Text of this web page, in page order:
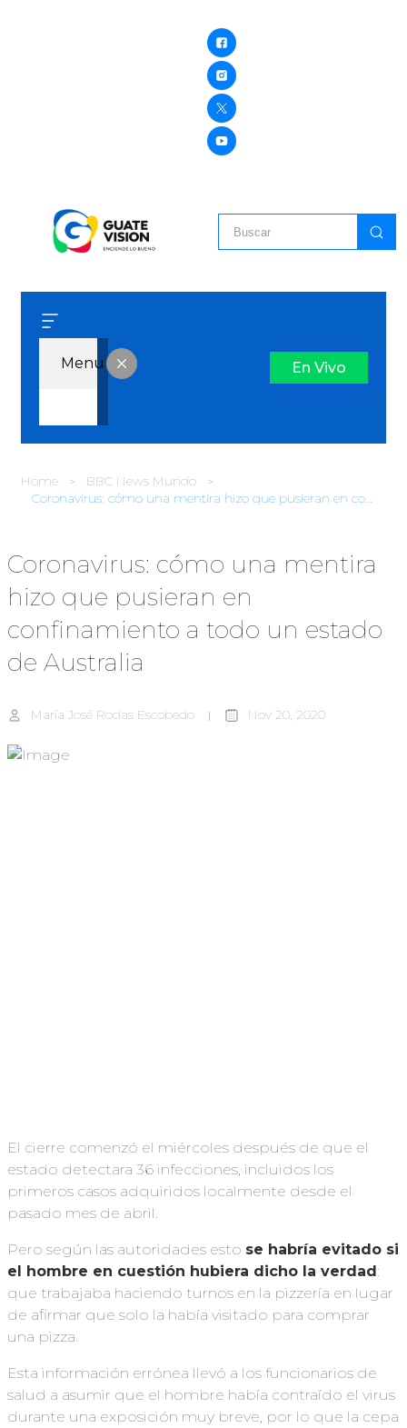
Menu En Vivo
Home
BBC News Mundo
Coronavirus: cómo una mentira hizo que pusieran en confinamiento a todo un estado de Australia
Coronavirus: cómo una mentira
hizo que pusieran en
confinamiento a todo un estado
de Australia
María José Rodas Escobedo Nov 20, 2020
El cierre comenzó el miércoles después de que el
estado detectara 36 infecciones, incluidos los
primeros casos adquiridos localmente desde el
pasado mes de abril.
Pero según las autoridades esto se habría evitado si
el hombre en cuestión hubiera dicho la verdad:
que trabajaba haciendo turnos en la pizzería en lugar
de afirmar que solo la había visitado para comprar
una pizza.
Esta información errónea llevó a los funcionarios de
salud a asumir que el hombre había contraído el virus
durante una exposición muy breve, por lo que la cepa